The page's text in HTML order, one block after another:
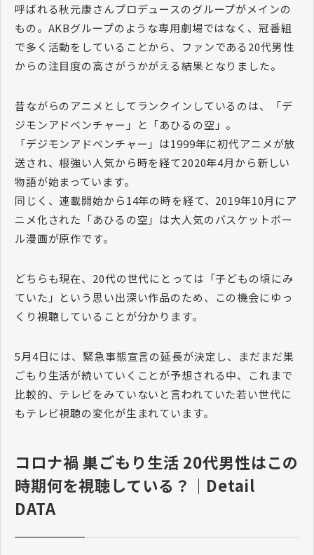
呼ばれる秋元康さんプロデュースのグループがメインの
もの。AKBグループのような専用劇場ではなく、冠番組
で多く活動をしていることから、ファンである20代男性
からの注目度の高さがうかがえる結果となりました。
昔ながらのアニメとしてランクインしているのは、「デ
ジモンアドベンチャー」と「あひるの空」。
「デジモンアドベンチャー」は1999年に初代アニメが放
送され、根強い人気から時を経て2020年4月から新しい
物語が始まっています。
同じく、連載開始から14年の時を経て、2019年10月にア
ニメ化された「あひるの空」は大人気のバスケットボー
ル漫画が原作です。
どちらも現在、20代の世代にとっては「子どもの頃にみ
ていた」という思い出深い作品のため、この機会にゆっ
くり視聴していることが分かります。
5月4日には、緊急事態宣言の延長が決定し、まだまだ巣
ごもり生活が続いていくことが予想される中、これまで
比較的、テレビをみていないと言われていた若い世代に
もテレビ視聴の変化が生まれています。
コロナ禍 巣ごもり生活 20代男性はこの
時期何を視聴している？｜Detail
DATA